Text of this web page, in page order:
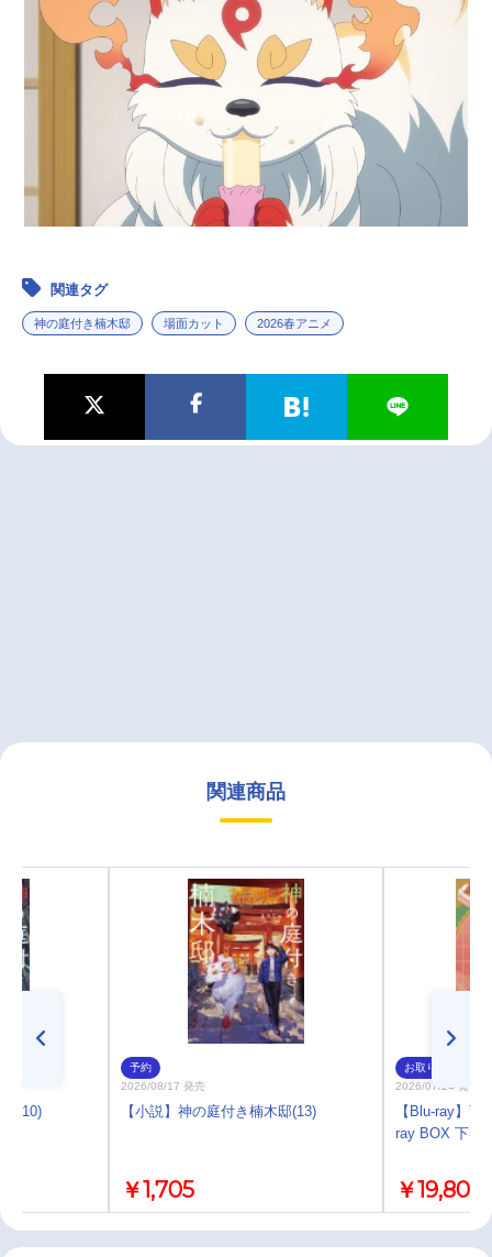
関連タグ
神の庭付き楠木邸 場面カット 2026春アニメ
関連商品
(10)
予約
2026/08/17 発売
【小説】神の庭付き楠木邸(13)
￥1,705
お取り寄せ
2026/07/24 発売
【Blu-ray】
ray BOX 下巻
￥19,800